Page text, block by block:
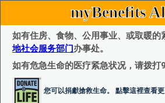
myBenefits
如有住房、食物、公用事业、或取暖的
地社会服务部门办事处。
如有危急生命的医疗紧急状况，请拨打
您可以捐獻搶救生命。 點擊這裡查看